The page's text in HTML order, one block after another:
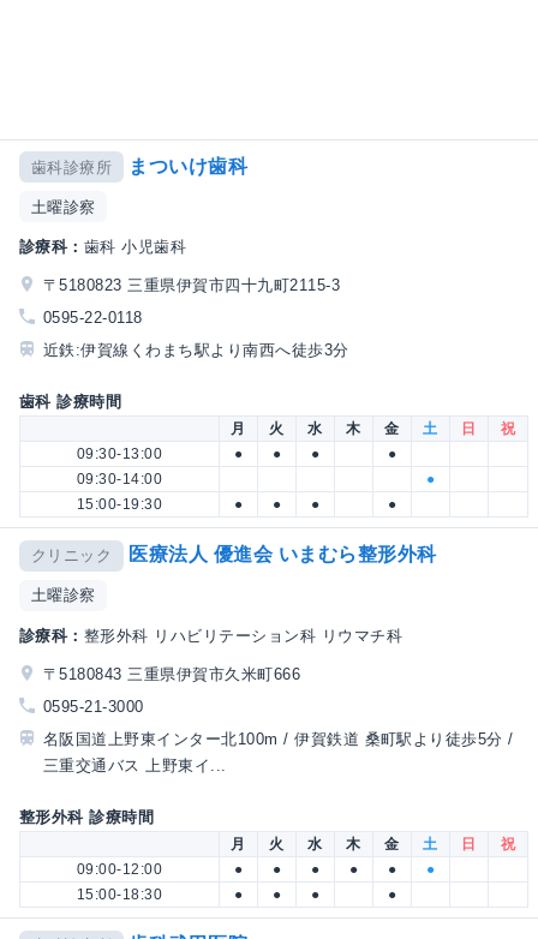
歯科診療所 まついけ歯科
土曜診察
診療科： 歯科 小児歯科
〒5180823 三重県伊賀市四十九町2115-3
0595-22-0118
近鉄:伊賀線くわまち駅より南西へ徒歩3分
歯科 診療時間
月 火 水 木 金 土 日
祝
09:30-13:00
● ● ●
●
09:30-14:00
●
15:00-19:30
● ● ● ●
クリニック 医療法人 優進会 いまむら整形外科
土曜診察
診療科： 整形外科 リハビリテーション科 リウマチ科
〒5180843 三重県伊賀市久米町666
0595-21-3000
名阪国道上野東インター北100m / 伊賀鉄道 桑町駅より徒歩5分 /
三重交通バス 上野東イ...
整形外科 診療時間
月 火 水 木 金 土 日
祝
09:00-12:00
● ● ● ● ●
●
15:00-18:30
● ● ● ●